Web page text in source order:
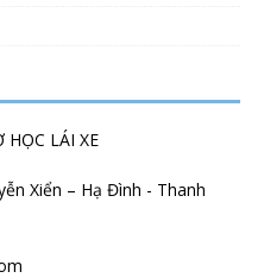
HỌC LÁI XE
Xiển – Hạ Đình - Thanh